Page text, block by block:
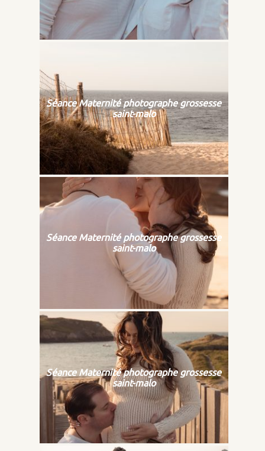
Séance Maternité photographe grossesse
saint-malo
Séance Maternité photographe grossesse
saint-malo
Séance Maternité photographe grossesse
saint-malo